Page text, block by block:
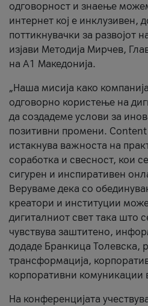
одговорност и знаење
интернет кој е инклузивен,
поттикнувачки за развојот
изјави Методија Мирчев,
на А1 Македонија.
„Наша мисија како
одговорно користење на
да создадеме услови за
позитивни промени. Content
истакнува важноста на
соработка и свесност, кои
сигурен и инспиративен
Веруваме дека со
креатори и институции
дигиталниот свет така што
чувствува заштитено,
додаде Бранкица Толевска,
трансформација,
корпоративни комуникации
На конференцијата